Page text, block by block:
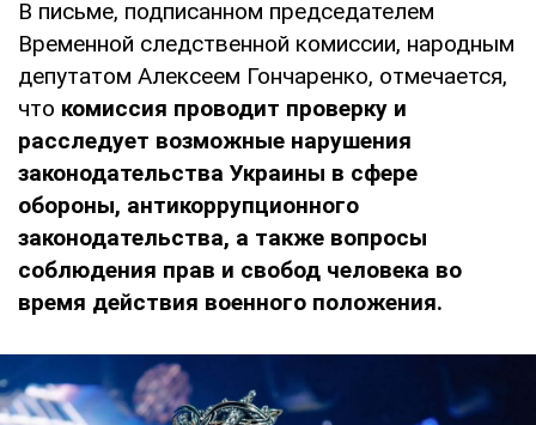
В письме, подписанном председателем
Временной следственной комиссии, народным
депутатом Алексеем Гончаренко, отмечается,
что комиссия проводит проверку и
расследует возможные нарушения
законодательства Украины в сфере
обороны, антикоррупционного
законодательства, а также вопросы
соблюдения прав и свобод человека во
время действия военного положения.